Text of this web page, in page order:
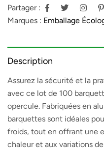
Partager :
Marques : Emballage
Description
Assurez la sécurité et la
avec ce lot de 100
opercule. Fabriquées en
barquettes sont idéales
froids, tout en offrant une
chaleur et aux variations